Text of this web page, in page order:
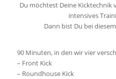
Du möchtest Deine Kicktechnik
intensives
Dann bist Du bei
90 Minuten, in den wir vier
– Front Kick
– Roundhouse Kick